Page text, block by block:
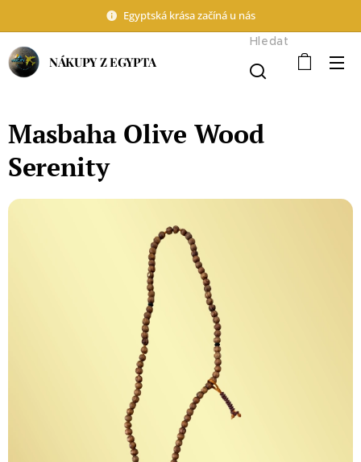
Egyptská krása začíná u nás
NÁKUPY Z EGYPTA
Hledat
Masbaha Olive Wood
Serenity